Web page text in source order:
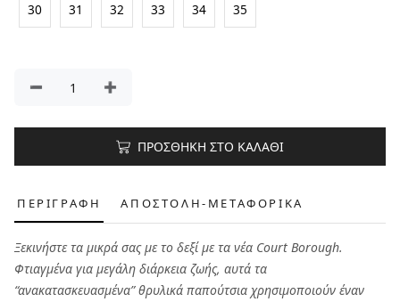
30 31 32 33 34 35
ΠΡΟΣΘΗΚΗ ΣΤΟ ΚΑΛΑΘΙ
ΠΕΡΙΓΡΑΦΗ ΑΠΟΣΤΟΛΗ-ΜΕΤΑΦΟΡΙΚΑ
Ξεκινήστε τα μικρά σας με το δεξί με τα νέα Court Borough.
Φτιαγμένα για μεγάλη διάρκεια ζωής, αυτά τα
“ανακατασκευασμένα” θρυλικά παπούτσια χρησιμοποιούν έναν